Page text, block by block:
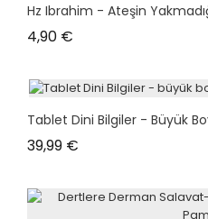
Hz Ibrahim - Ateşin
4,90 €
Tablet Dini Bilgiler - Büyük
39,99 €